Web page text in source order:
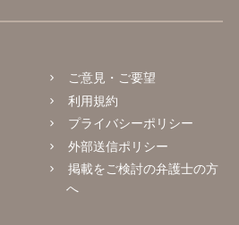
ご意見・ご要望
利用規約
プライバシーポリシー
外部送信ポリシー
掲載をご検討の弁護士の方
へ